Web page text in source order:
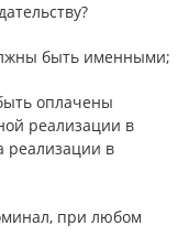
быть именными;
оплачены
реализации в
реализации в
при любом